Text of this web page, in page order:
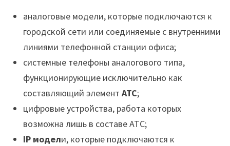
аналоговые модели, которые подключаются к
городской сети или соединяемые с внутренними
линиями телефонной станции офиса;
системные телефоны аналогового типа,
функционирующие исключительно как
составляющий элемент АТС;
цифровые устройства, работа которых
возможна лишь в составе АТС;
IP модели, которые подключаются к